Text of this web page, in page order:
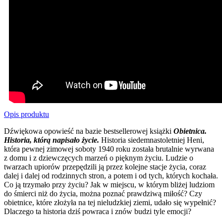
Opis produktu
Dźwiękowa opowieść na bazie bestsellerowej książki Obietnica.
Historia, którą napisało życie. Historia siedemnastoletniej Heni,
która pewnej zimowej soboty 1940 roku została brutalnie wyrwana
z domu i z dziewczęcych marzeń o pięknym życiu. Ludzie o
twarzach upiorów przepędzili ją przez kolejne stacje życia, coraz
dalej i dalej od rodzinnych stron, a potem i od tych, których kochała.
Co ją trzymało przy życiu? Jak w miejscu, w którym bliżej ludziom
do śmierci niż do życia, można poznać prawdziwą miłość? Czy
obietnice, które złożyła na tej nieludzkiej ziemi, udało się wypełnić?
Dlaczego ta historia dziś powraca i znów budzi tyle emocji?